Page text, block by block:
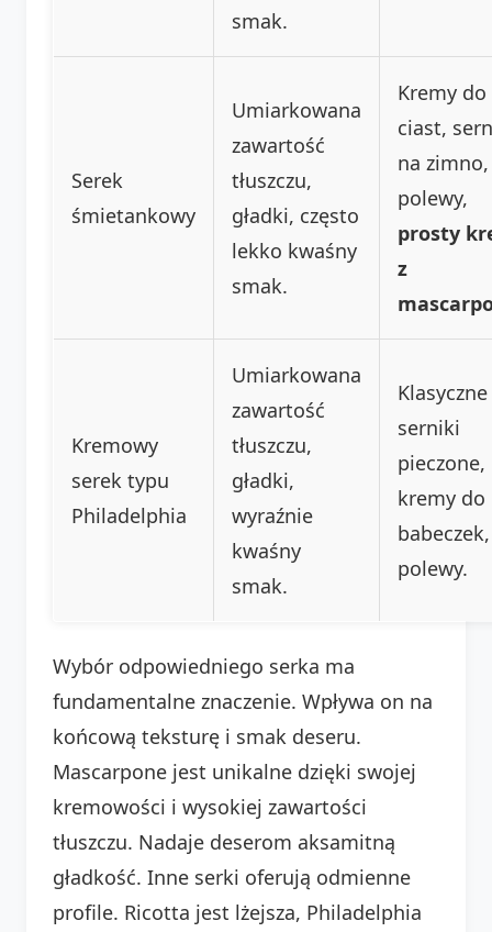
smak.
Serek
śmietankowy
Umiarkowana
zawartość
tłuszczu,
gładki, często
lekko kwaśny
smak.
Kremy do
ciast,
na zimno,
polewy,
prosty
z
Kremowy
serek typu
Philadelphia
Umiarkowana
zawartość
tłuszczu,
gładki,
wyraźnie
kwaśny
smak.
Klasyczne
serniki
pieczone,
kremy do
babeczek,
polewy.
Wybór odpowiedniego serka ma
fundamentalne znaczenie. Wpływa on na
końcową teksturę i smak deseru.
Mascarpone jest unikalne dzięki swojej
kremowości i wysokiej zawartości
tłuszczu. Nadaje deserom aksamitną
gładkość. Inne serki oferują odmienne
profile. Ricotta jest lżejsza, Philadelphia